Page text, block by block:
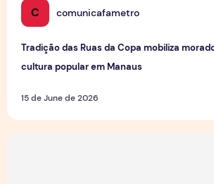
C comunicafametro
Tradição das Ruas da Copa mobiliza
cultura popular em Manaus
15 de June de 2026